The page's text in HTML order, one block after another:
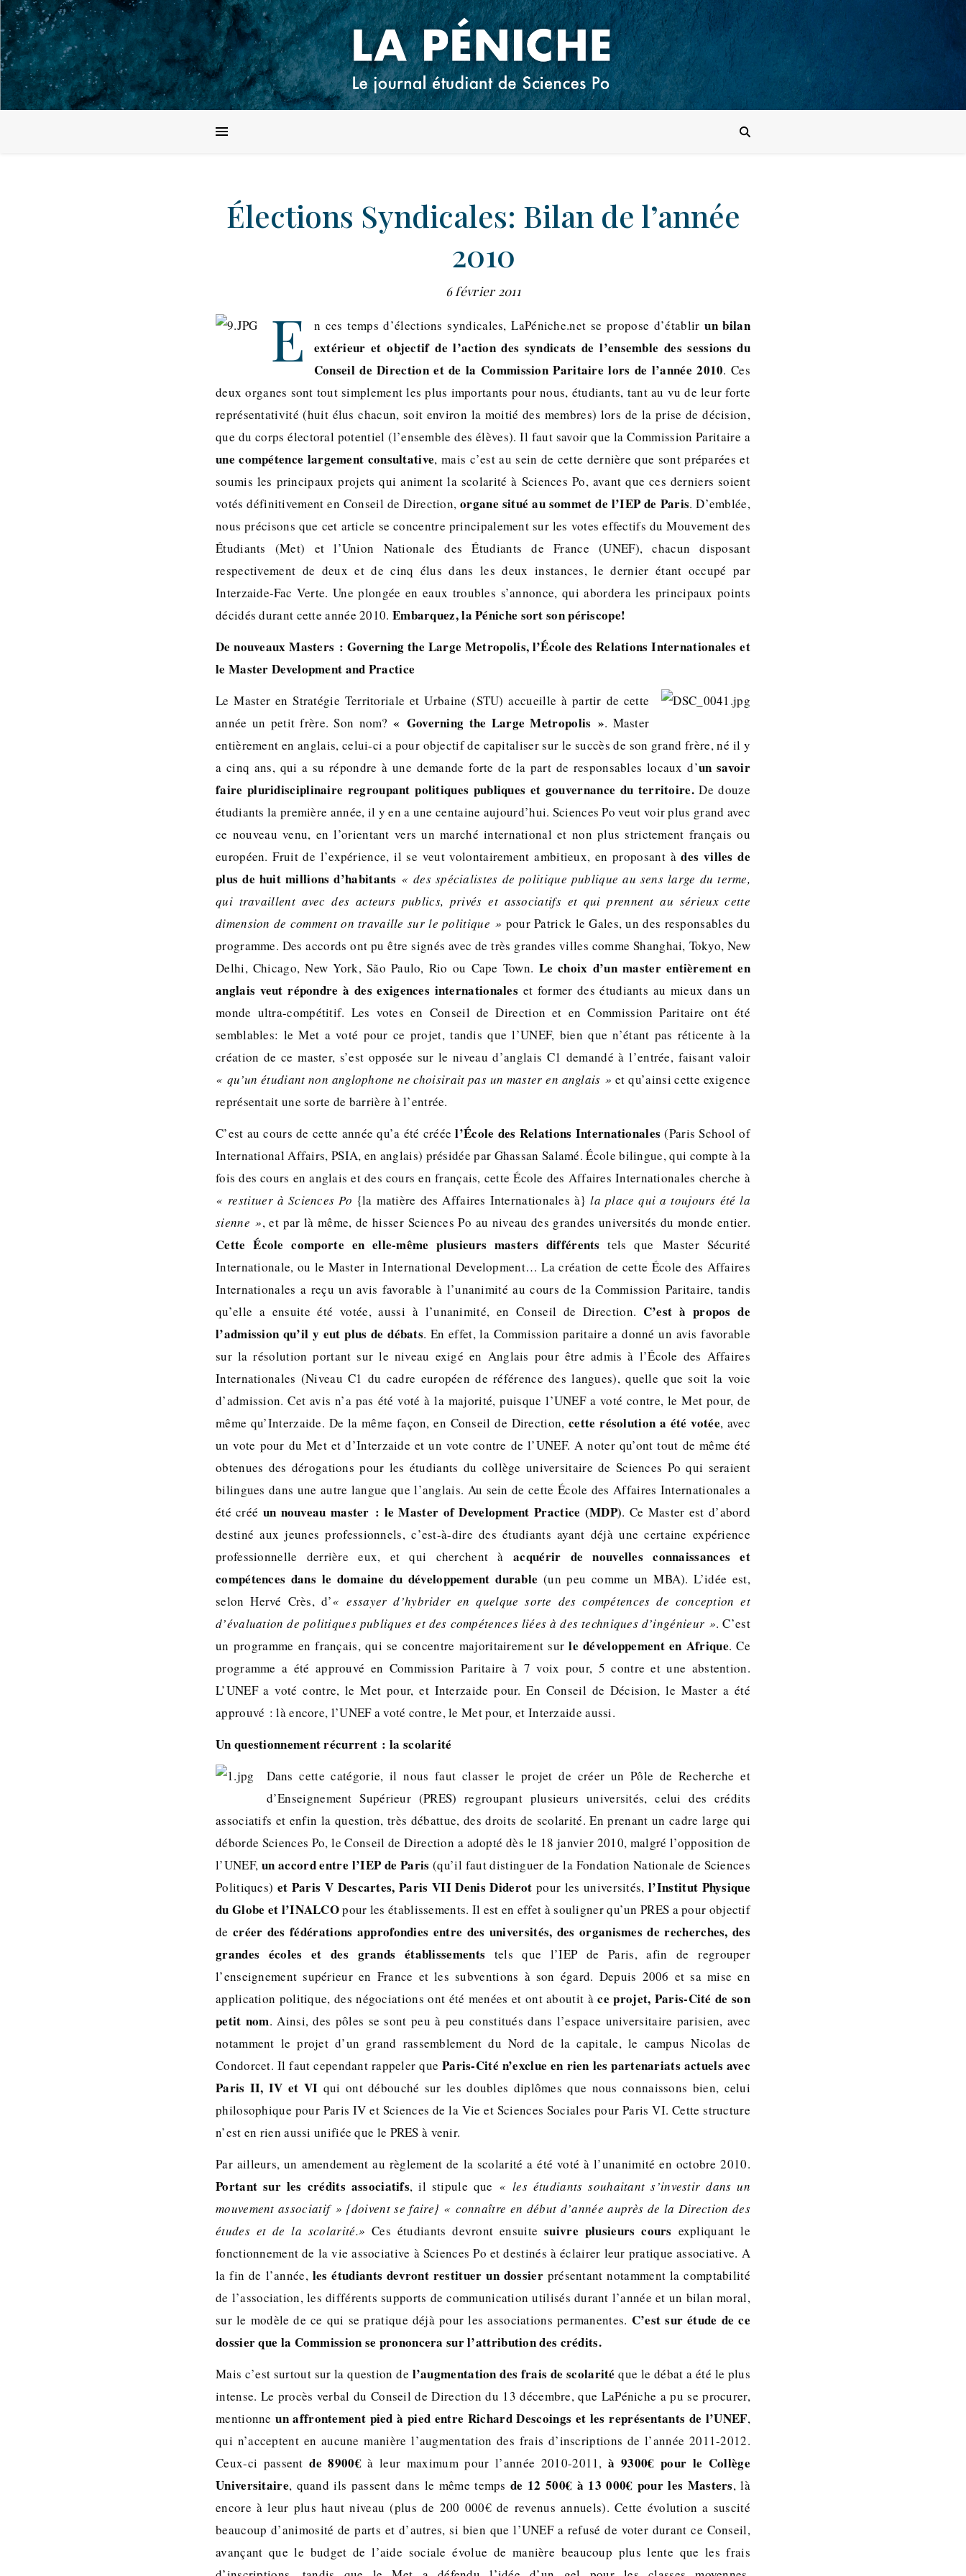
Élections Syndicales: Bilan de l’année
2010
6 février 2011
E n ces temps d’élections syndicales, LaPéniche.net se propose d’établirun bilan
extérieur et objectif de l’action des syndicats de l’ensemble des sessions du
Conseil de Direction et de la Commission Paritaire lors de l’année 2010. Ces
deux organes sont tout simplement les plus importants pour nous, étudiants, tant au vu de leur forte
représentativité (huit élus chacun, soit environ la moitié des membres) lors de la prise de décision,
que du corps électoral potentiel (l’ensemble des élèves). Il faut savoir que la Commission Paritaire a
une compétence largement consultative, mais c’est au sein de cette dernière que sont préparées et
soumis les principaux projets qui animent la scolarité à Sciences Po, avant que ces derniers soient
votés définitivement en Conseil de Direction, organe situé au sommet de l’IEP de Paris. D’emblée,
nous précisons que cet article se concentre principalement sur les votes effectifs du Mouvement des
Étudiants (Met) et l’Union Nationale des Étudiants de France (UNEF), chacun disposant
respectivement de deux et de cinq élus dans les deux instances, le dernier étant occupé par
Interzaide-Fac Verte. Une plongée en eaux troubles s’annonce, qui abordera les principaux points
décidés durant cette année 2010. Embarquez, la Péniche sort son périscope!
De nouveaux Masters : Governing the Large Metropolis, l’École des Relations Internationales et
le Master Development and Practice
Le Master en Stratégie Territoriale et Urbaine (STU) accueille à partir de cette
année un petit frère. Son nom?« Governing the Large Metropolis ». Master
entièrement en anglais, celui-ci a pour objectif de capitaliser sur le succès de son grand frère, né il y
a cinq ans, qui a su répondre à une demande forte de la part de responsables locaux d’un savoir
faire pluridisciplinaire regroupant politiques publiques et gouvernance du territoire. De douze
étudiants la première année, il y en a une centaine aujourd’hui. Sciences Po veut voir plus grand avec
ce nouveau venu, en l’orientant vers un marché international et non plus strictement français ou
européen. Fruit de l’expérience, il se veut volontairement ambitieux, en proposant àdes villes de
plus de huit millions d’habitants « des spécialistes de politique publique au sens large du terme,
qui travaillent avec des acteurs publics, privés et associatifs et qui prennent au sérieux cette
dimension de comment on travaille sur le politique » pour Patrick le Gales, un des responsables du
programme. Des accords ont pu être signés avec de très grandes villes comme Shanghai, Tokyo, New
Delhi, Chicago, New York, São Paulo, Rio ou Cape Town. Le choix d’un master entièrement en
anglais veut répondre à des exigences internationales et former des étudiants au mieux dans un
monde ultra-compétitif. Les votes en Conseil de Direction et en Commission Paritaire ont été
semblables: le Met a voté pour ce projet, tandis que l’UNEF, bien que n’étant pas réticente à la
création de ce master, s’est opposée sur le niveau d’anglais C1 demandé à l’entrée, faisant valoir
« qu’un étudiant non anglophone ne choisirait pas un master en anglais » et qu’ainsi cette exigence
représentait une sorte de barrière à l’entrée.
C’est au cours de cette année qu’a été créée l’École des Relations Internationales (Paris School of
International Affairs, PSIA, en anglais) présidée par Ghassan Salamé. École bilingue, qui compte à la
fois des cours en anglais et des cours en français, cette École des Affaires Internationales cherche à
« restituer à Sciences Po {la matière des Affaires Internationales à}la place qui a toujours été la
sienne », et par là même, de hisser Sciences Po au niveau des grandes universités du monde entier.
Cette École comporte en elle-même plusieurs masters différents tels que Master Sécurité
Internationale, ou le Master in International Development… La création de cette École des Affaires
Internationales a reçu un avis favorable à l’unanimité au cours de la Commission Paritaire, tandis
qu’elle a ensuite été votée, aussi à l’unanimité, en Conseil de Direction. C’est à propos de
l’admission qu’il y eut plus de débats. En effet, la Commission paritaire a donné un avis favorable
sur la résolution portant sur le niveau exigé en Anglais pour être admis à l’École des Affaires
Internationales (Niveau C1 du cadre européen de référence des langues), quelle que soit la voie
d’admission. Cet avis n’a pas été voté à la majorité, puisque l’UNEF a voté contre, le Met pour, de
même qu’Interzaide. De la même façon, en Conseil de Direction,cette résolution a été votée, avec
un vote pour du Met et d’Interzaide et un vote contre de l’UNEF. A noter qu’ont tout de même été
obtenues des dérogations pour les étudiants du collège universitaire de Sciences Po qui seraient
bilingues dans une autre langue que l’anglais. Au sein de cette École des Affaires Internationales a
été créé un nouveau master : le Master of Development Practice (MDP). Ce Master est d’abord
destiné aux jeunes professionnels, c’est-à-dire des étudiants ayant déjà une certaine expérience
professionnelle derrière eux, et qui cherchent à acquérir de nouvelles connaissances et
compétences dans le domaine du développement durable (un peu comme un MBA). L’idée est,
selon Hervé Crès, d’« essayer d’hybrider en quelque sorte des compétences de conception et
d’évaluation de politiques publiques et des compétences liées à des techniques d’ingénieur ». C’est
un programme en français, qui se concentre majoritairement sur le développement en Afrique. Ce
programme a été approuvé en Commission Paritaire à 7 voix pour, 5 contre et une abstention.
L’UNEF a voté contre, le Met pour, et Interzaide pour. En Conseil de Décision, le Master a été
approuvé : là encore, l’UNEF a voté contre, le Met pour, et Interzaide aussi.
Un questionnement récurrent : la scolarité
Dans cette catégorie, il nous faut classer le projet de créer un Pôle de Recherche et
d’Enseignement Supérieur (PRES) regroupant plusieurs universités, celui des crédits
associatifs et enfin la question, très débattue, des droits de scolarité. En prenant un cadre large qui
déborde Sciences Po, le Conseil de Direction a adopté dès le 18 janvier 2010, malgré l’opposition de
l’UNEF, un accord entre l’IEP de Paris (qu’il faut distinguer de la Fondation Nationale de Sciences
Politiques) et Paris V Descartes, Paris VII Denis Diderot pour les universités,l’Institut Physique
du Globe et l’INALCOpour les établissements. Il est en effet à souligner qu’un PRES a pour objectif
de créer des fédérations approfondies entre des universités, des organismes de recherches, des
grandes écoles et des grands établissements tels que l’IEP de Paris, afin de regrouper
l’enseignement supérieur en France et les subventions à son égard. Depuis 2006 et sa mise en
application politique, des négociations ont été menées et ont aboutit àce projet, Paris-Cité de son
petit nom. Ainsi, des pôles se sont peu à peu constitués dans l’espace universitaire parisien, avec
notamment le projet d’un grand rassemblement du Nord de la capitale, le campus Nicolas de
Condorcet. Il faut cependant rappeler que Paris-Cité n’exclue en rien les partenariats actuels avec
Paris II, IV et VI qui ont débouché sur les doubles diplômes que nous connaissons bien, celui
philosophique pour Paris IV et Sciences de la Vie et Sciences Sociales pour Paris VI. Cette structure
n’est en rien aussi unifiée que le PRES à venir.
Par ailleurs, un amendement au règlement de la scolarité a été voté à l’unanimité en octobre 2010.
Portant sur les crédits associatifs, il stipule que « les étudiants souhaitant s’investir dans un
mouvement associatif » {doivent se faire} « connaître en début d’année auprès de la Direction des
études et de la scolarité.» Ces étudiants devront ensuitesuivre plusieurs cours expliquant le
fonctionnement de la vie associative à Sciences Po et destinés à éclairer leur pratique associative. A
la fin de l’année, les étudiants devront restituer un dossierprésentant notamment la comptabilité
de l’association, les différents supports de communication utilisés durant l’année et un bilan moral,
sur le modèle de ce qui se pratique déjà pour les associations permanentes. C’est sur étude de ce
dossier que la Commission se prononcera sur l’attribution des crédits.
Mais c’est surtout sur la question de l’augmentation des frais de scolarité que le débat a été le plus
intense. Le procès verbal du Conseil de Direction du 13 décembre, que LaPéniche a pu se procurer,
mentionneun affrontement pied à pied entre Richard Descoings et les représentants de l’UNEF,
qui n’acceptent en aucune manière l’augmentation des frais d’inscriptions de l’année 2011-2012.
Ceux-ci passentde 8900€à leur maximum pour l’année 2010-2011,à 9300€ pour le Collège
Universitaire, quand ils passent dans le même tempsde 12 500€ à 13 000€ pour les Masters, là
encore à leur plus haut niveau (plus de 200 000€ de revenus annuels). Cette évolution a suscité
beaucoup d’animosité de parts et d’autres, si bien que l’UNEF a refusé de voter durant ce Conseil,
avançant que le budget de l’aide sociale évolue de manière beaucoup plus lente que les frais